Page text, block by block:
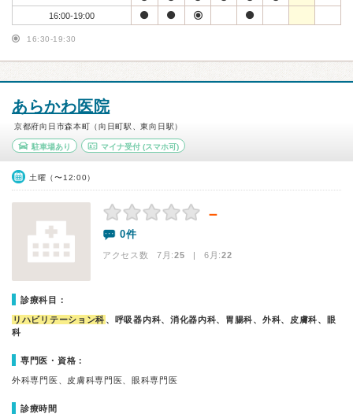
16:00-19:00
16:30-19:30
あらかわ医院
京都府向日市森本町（向日町駅、東向日駅）
駐車場あり マイナ受付(スマホ可)
土曜（〜12:00）
－
0件
アクセス数 7月:25 | 6月:22
診療科目：
リハビリテーション科 、呼吸器内科、消化器内科、胃腸科、外科、皮膚科、眼
科
専門医・資格：
外科専門医、皮膚科専門医、眼科専門医
診療時間